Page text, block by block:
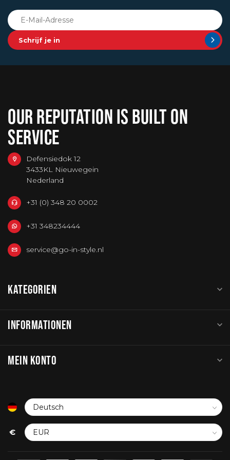
Schrijf je in
OUR REPUTATION IS BUILT ON
SERVICE
Defensiedok 12
3433KL Nieuwegein
Nederland
+31 (0) 348 20 0002
+31 348234444
service@go-in-style.nl
KATEGORIEN
INFORMATIONEN
MEIN KONTO
€